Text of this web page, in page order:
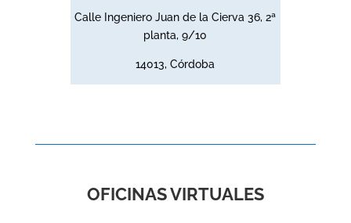
Calle Ingeniero Juan de la Cierva 36, 2ª
planta, 9/10
14013, Córdoba
OFICINAS VIRTUALES